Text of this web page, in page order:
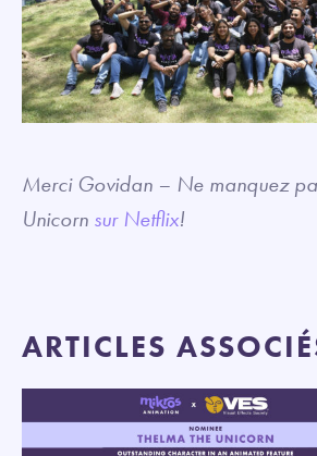
Merci Govidan – Ne manquez
Unicorn sur Netflix!
ARTICLES